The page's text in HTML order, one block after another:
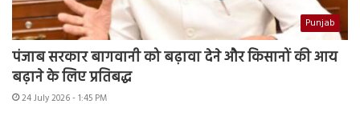
Punjab
पंजाब सरकार बागवानी को बढ़ावा देने और किसानों की आय
बढ़ाने के लिए प्रतिबद्ध
24 July 2026 - 1:45 PM